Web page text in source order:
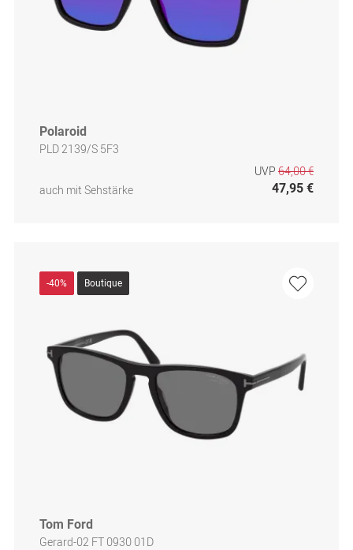
Polaroid
PLD 2139/S 5F3
auch mit Sehstärke
UVP 64,00 €
47,95 €
-40% Boutique
Tom Ford
Gerard-02 FT 0930 01D